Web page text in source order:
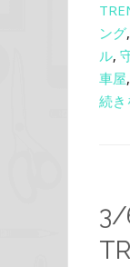
ング,
ル,
車屋,
続
3/